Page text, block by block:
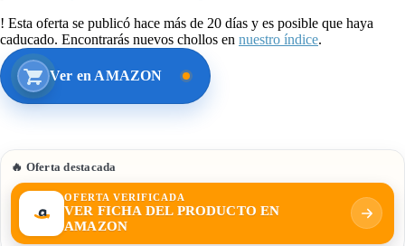
! Esta oferta se publicó hace más de 20 días y es posible que haya
caducado. Encontrarás nuevos chollos en nuestro índice.
Ver en AMAZON
🔥 Oferta destacada
OFERTA VERIFICADA
VER FICHA DEL PRODUCTO EN
AMAZON